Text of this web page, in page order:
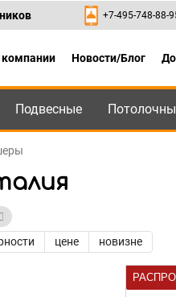
+7-495-
+7-495-748-88-
Новости/Блог
Подвесные
цене новизне